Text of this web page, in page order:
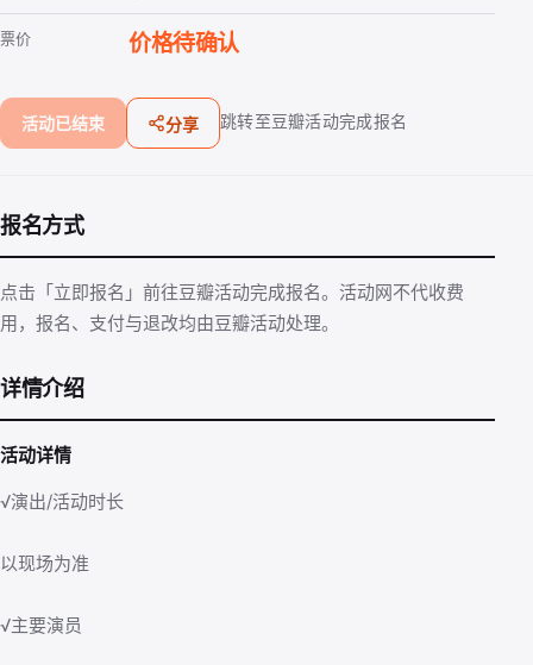
票价 价格待确认
活动已结束 分享 跳转至豆瓣活动完成报名
报名方式
点击「立即报名」前往豆瓣活动完成报名。活动网不代收费
用，报名、支付与退改均由豆瓣活动处理。
详情介绍
活动详情
√演出/活动时长
以现场为准
√主要演员